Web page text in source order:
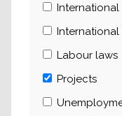
International
International
Labour laws
Projects